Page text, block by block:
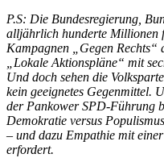
P.S: Die Bundesregierung,
alljährlich hunderte Millionen
Kampagnen „Gegen
„Lokale Aktionspläne“ mit
Und doch sehen die
kein geeignetes Gegenmittel.
der Pankower SPD-Führung
Demokratie versus
– und dazu Empathie mit
erfordert.